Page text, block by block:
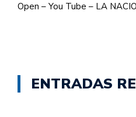
Open – You Tube – LA
ENTRADAS